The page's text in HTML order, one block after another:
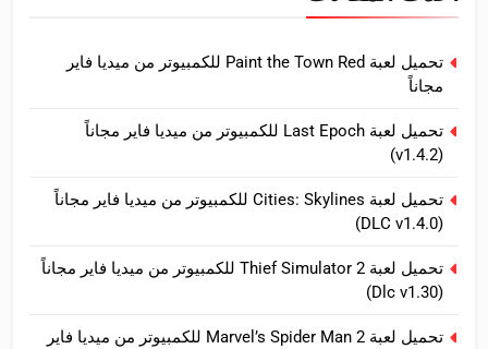
تحميل لعبة Paint the Town Red للكمبيوتر من ميديا فاير
مجاناً
تحميل لعبة Last Epoch للكمبيوتر من ميديا فاير مجاناً
(v1.4.2)
تحميل لعبة Cities: Skylines للكمبيوتر من ميديا فاير مجاناً
(DLC v1.4.0)
تحميل لعبة Thief Simulator 2 للكمبيوتر من ميديا فاير مجاناً
(Dlc v1.30)
تحميل لعبة Marvel’s Spider Man 2 للكمبيوتر من ميديا فاير